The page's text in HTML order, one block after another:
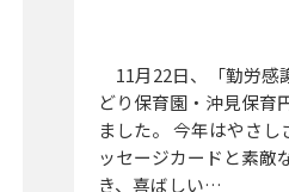
11月22日、「勤労感
どり保育園・沖見保育
ました。 今年はやさ
ッセージカードと素敵
き、喜ばしい…